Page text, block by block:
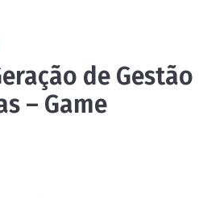
de Gestão
– Game